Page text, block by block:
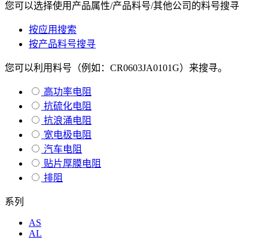
您可以选择使用产品属性/产品料号/其他公司的料号搜寻
按应用搜索
按产品料号搜寻
您可以利用料号（例如：CR0603JA0101G）来搜寻。
高功率电阻
抗硫化电阻
抗浪涌电阻
宽电极电阻
汽车电阻
贴片厚膜电阻
排阻
系列
AS
AL